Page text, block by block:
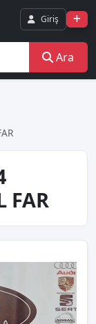
Giriş
Ara
FAR